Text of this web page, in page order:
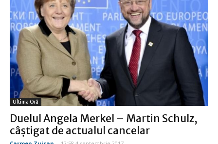
Ultima Oră
Duelul Angela Merkel – Martin Schulz,
câştigat de actualul cancelar